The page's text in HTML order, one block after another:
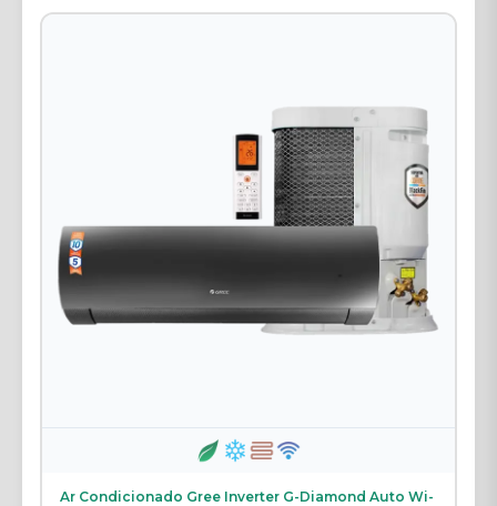
Ar Condicionado Gree Inverter G-Diamond Auto Wi-